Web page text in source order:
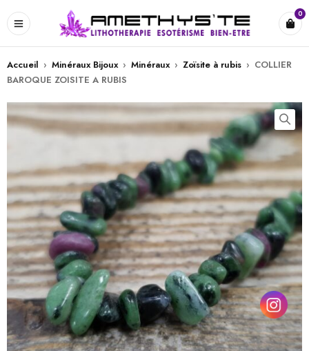
0
Accueil › Minéraux Bijoux › Minéraux › Zoïsite à rubis › COLLIER
BAROQUE ZOISITE A RUBIS